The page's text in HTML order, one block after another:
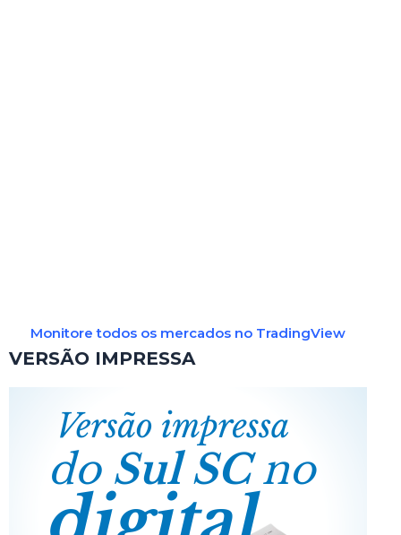
Monitore todos os mercados no TradingView
VERSÃO IMPRESSA